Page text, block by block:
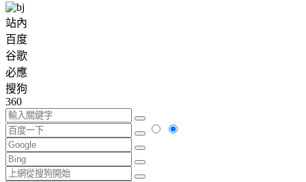
站內
百度
谷歌
必應
搜狗
360